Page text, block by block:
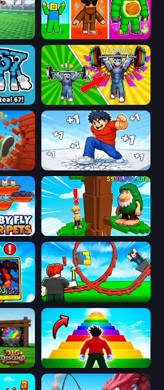
Obby Brainrot Merge
67 Steal a Brainrot Game Obby: Gym Simulator, Escape
Obby: +1 Click Wall Breaker Break a Skyscraper
Steal Beanstalk for Brainrots
Obby Cards: The Legend Hunt Build a Rollercoaster: Simulator
Dig and Descend: Obby Mine Obby Highest Jump Ever